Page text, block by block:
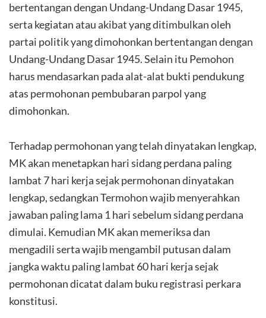
bertentangan dengan Undang-Undang Dasar 1945,
serta kegiatan atau akibat yang ditimbulkan oleh
partai politik yang dimohonkan bertentangan dengan
Undang-Undang Dasar 1945. Selain itu Pemohon
harus mendasarkan pada alat-alat bukti pendukung
atas permohonan pembubaran parpol yang
dimohonkan.
Terhadap permohonan yang telah dinyatakan lengkap,
MK akan menetapkan hari sidang perdana paling
lambat 7 hari kerja sejak permohonan dinyatakan
lengkap, sedangkan Termohon wajib menyerahkan
jawaban paling lama 1 hari sebelum sidang perdana
dimulai. Kemudian MK akan memeriksa dan
mengadili serta wajib mengambil putusan dalam
jangka waktu paling lambat 60 hari kerja sejak
permohonan dicatat dalam buku registrasi perkara
konstitusi.